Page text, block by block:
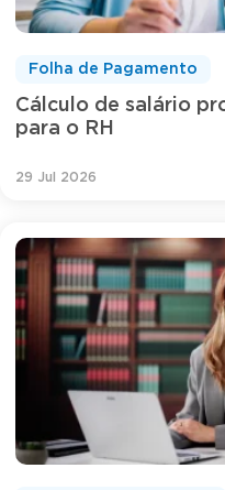
Cálculo de salário
para o RH
Folha de Pagamento
29 Jul 2026